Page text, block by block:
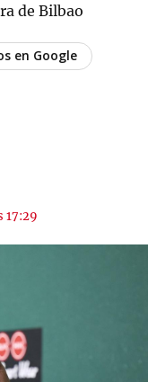
de Bilbao
17:29
en Google